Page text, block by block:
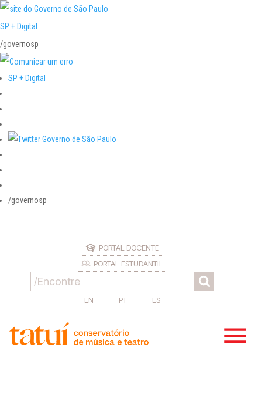
SP + Digital
/governosp
SP + Digital
/governosp
PORTAL DOCENTE
PORTAL ESTUDANTIL
EN PT ES